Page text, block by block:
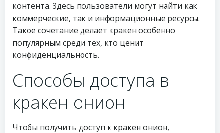
контента. Здесь пользователи могут найти как
коммерческие, так и информационные ресурсы.
Такое сочетание делает кракен особенно
популярным среди тех, кто ценит
конфиденциальность.
Способы доступа в
кракен онион
Чтобы получить доступ к кракен онион,